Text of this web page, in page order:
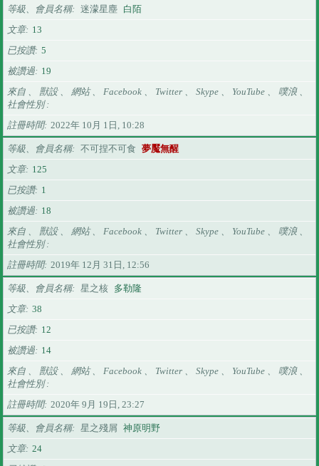
等級、會員名稱 迷濛星塵 白陌
文章
13
已按讚 5
被讚過
19
來自 、 獸設 、 網站 、 Facebook 、 Twitter 、 Skype 、 YouTube 、 噗浪 、
社會性別
註冊時間
2022年 10月 1日, 10:28
等級、會員名稱 不可捏不可食 夢魘無醒
文章
125
已按讚
1
被讚過
18
來自 、 獸設 、 網站 、 Facebook 、 Twitter 、 Skype 、 YouTube 、 噗浪 、
社會性別
註冊時間
2019年 12月 31日, 12:56
等級、會員名稱 星之核 多勒隆
文章 38
已按讚
12
被讚過
14
來自 、 獸設 、 網站 、 Facebook 、 Twitter 、 Skype 、 YouTube 、 噗浪 、
社會性別
註冊時間
2020年 9月 19日, 23:27
等級、會員名稱 星之殘屑 神原明野
文章 24